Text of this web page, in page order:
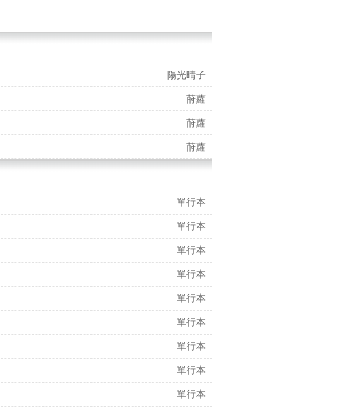
陽光晴子
莳蘿
莳蘿
莳蘿
單行本
單行本
單行本
單行本
單行本
單行本
單行本
單行本
單行本